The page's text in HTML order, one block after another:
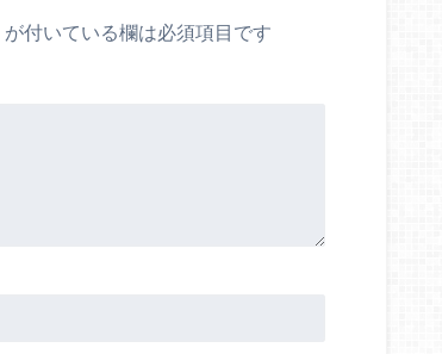
が付いている欄は必須項目です